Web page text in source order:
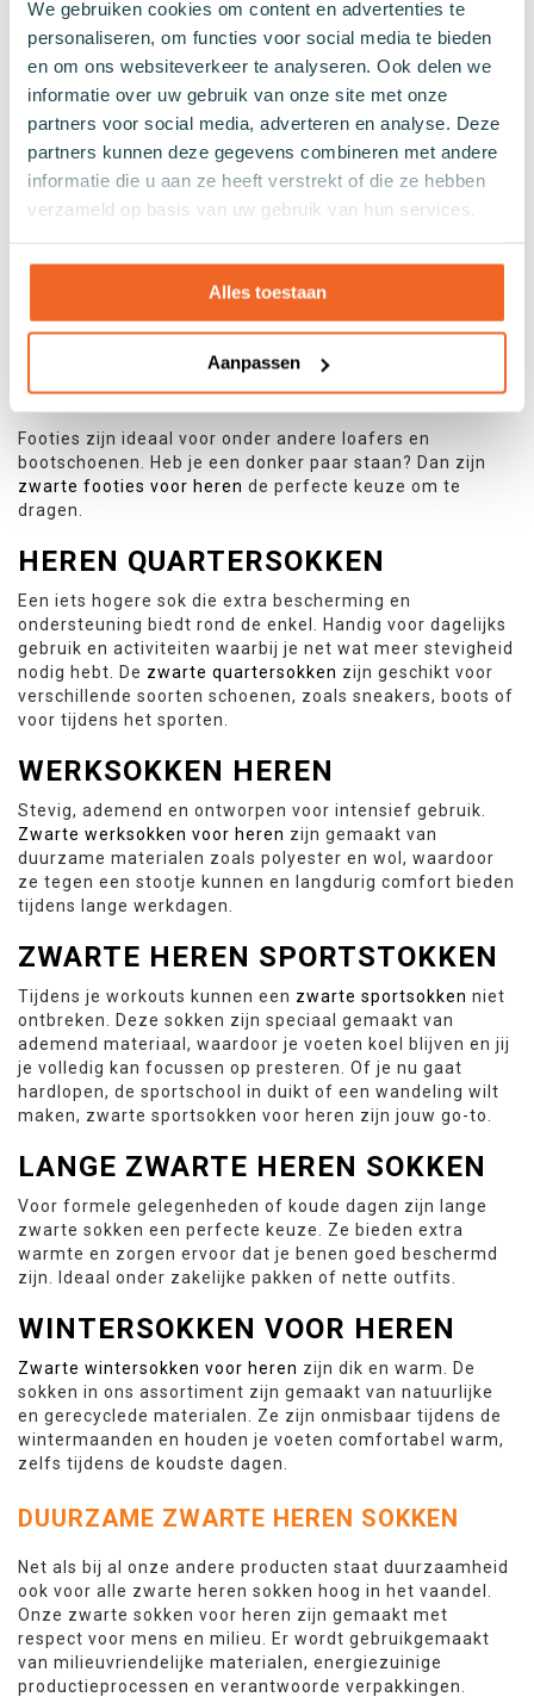
We gebruiken cookies om content en advertenties te
personaliseren, om functies voor social media te bieden
en om ons websiteverkeer te analyseren. Ook delen we
informatie over uw gebruik van onze site met onze
partners voor social media, adverteren en analyse. Deze
partners kunnen deze gegevens combineren met andere
informatie die u aan ze heeft verstrekt of die ze hebben
verzameld op basis van uw gebruik van hun services.
Alles toestaan
Aanpassen
Enkelsokkenzijn luchtige en korte sokken die net boven
de enkel uitkomen. Ideaal voor dagelijks gebruik in
sneakers of lage schoenen, vooral tijdens de warmere
maanden. Dankzij de ademende materialen en goede
ventilatie blijven je voeten fris en droog.
SNEAKERSOKKEN VOOR HEREN
ontworpen met aandacht voor draagcomfort en
vochtregulatie, waardoor ze de hele dag lekker blijven
HEREN FOOTIES IN HET ZWART
Footies zijn ideaal voor onder andere loafers en
bootschoenen. Heb je een donker paar staan? Dan zijn
zwarte footies voor heren de perfecte keuze om te
dragen.
HEREN QUARTERSOKKEN
Een iets hogere sok die extra bescherming en
ondersteuning biedt rond de enkel. Handig voor dagelijks
gebruik en activiteiten waarbij je net wat meer stevigheid
nodig hebt. De zwarte quartersokken zijn geschikt voor
verschillende soorten schoenen, zoals sneakers, boots of
voor tijdens het sporten.
WERKSOKKEN HEREN
Stevig, ademend en ontworpen voor intensief gebruik.
Zwarte werksokken voor heren zijn gemaakt van
duurzame materialen zoals polyester en wol, waardoor
ze tegen een stootje kunnen en langdurig comfort bieden
tijdens lange werkdagen.
ZWARTE HEREN SPORTSTOKKEN
Tijdens je workouts kunnen een zwarte sportsokken niet
ontbreken. Deze sokken zijn speciaal gemaakt van
ademend materiaal, waardoor je voeten koel blijven en jij
je volledig kan focussen op presteren. Of je nu gaat
hardlopen, de sportschool in duikt of een wandeling wilt
maken, zwarte sportsokken voor heren zijn jouw go-to.
LANGE ZWARTE HEREN SOKKEN
Voor formele gelegenheden of koude dagen zijn lange
zwarte sokken een perfecte keuze. Ze bieden extra
warmte en zorgen ervoor dat je benen goed beschermd
zijn. Ideaal onder zakelijke pakken of nette outfits.
WINTERSOKKEN VOOR HEREN
Zwarte wintersokken voor heren zijn dik en warm. De
sokken in ons assortiment zijn gemaakt van natuurlijke
en gerecyclede materialen. Ze zijn onmisbaar tijdens de
wintermaanden en houden je voeten comfortabel warm,
zelfs tijdens de koudste dagen.
DUURZAME ZWARTE HEREN SOKKEN
Net als bij al onze andere producten staat duurzaamheid
ook voor alle zwarte heren sokken hoog in het vaandel.
Onze zwarte sokken voor heren zijn gemaakt met
respect voor mens en milieu. Er wordt gebruikgemaakt
van milieuvriendelijke materialen, energiezuinige
productieprocessen en verantwoorde verpakkingen.